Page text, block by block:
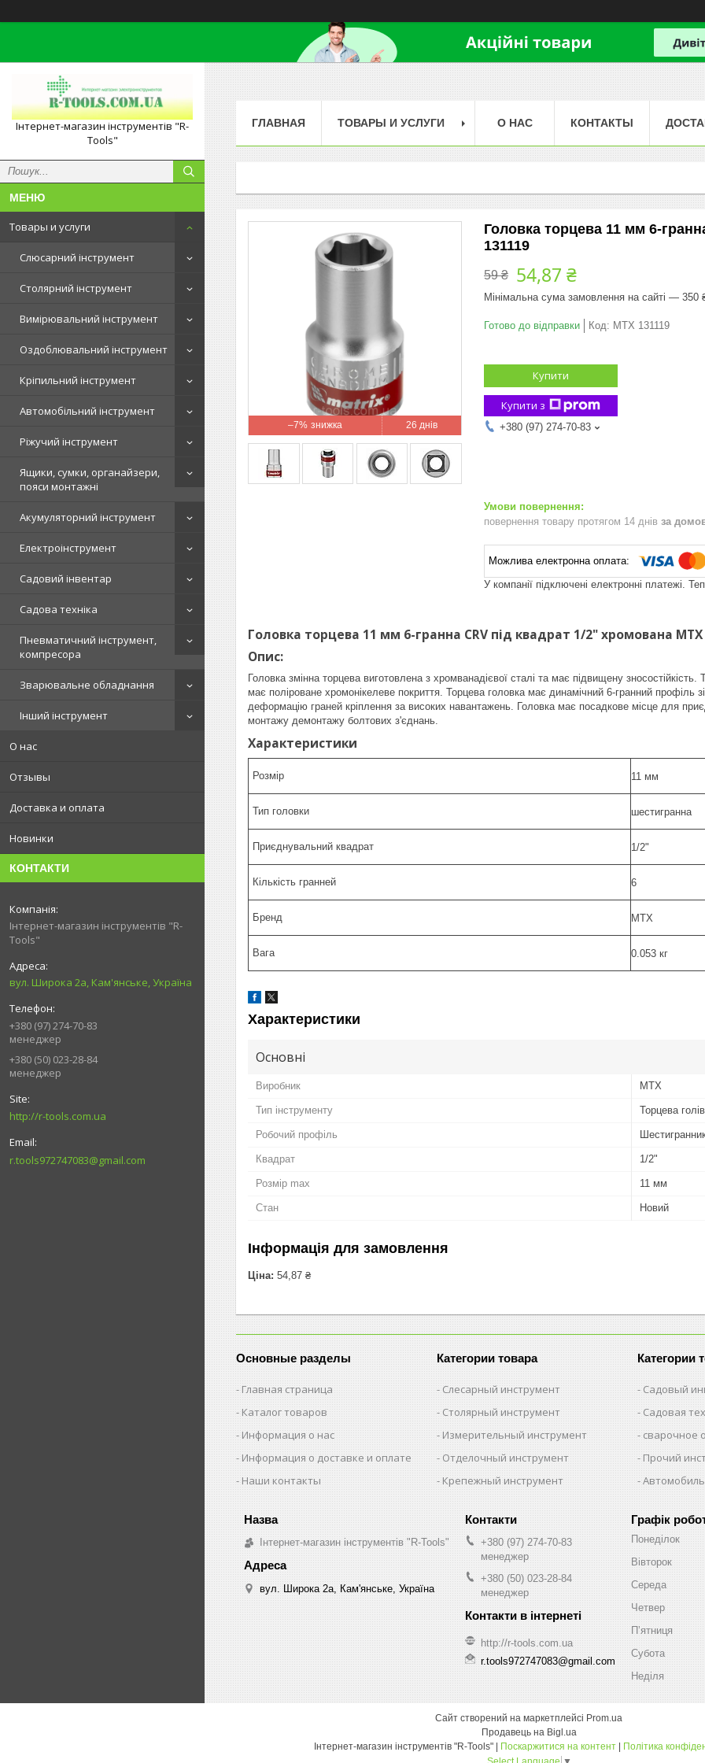
Інтернет-магазин інструментів "R-
Tools"
Товары и услуги
Слюсарний інструмент
Столярний інструмент
Вимірювальний інструмент
Оздоблювальний інструмент
Кріпильний інструмент
Автомобільний інструмент
Ріжучий інструмент
Ящики, сумки, органайзери,
пояси монтажні
Акумуляторний інструмент
Електроінструмент
Садовий інвентар
Садова техніка
Пневматичний інструмент,
компресора
Зварювальне обладнання
Інший інструмент
О нас
Отзывы
Доставка и оплата
Новинки
КОНТАКТИ
Інтернет-магазин інструментів "R-
Tools"
вул. Широка 2а, Кам'янське, Україна
+380 (97) 274-70-83
менеджер
+380 (50) 023-28-84
менеджер
http://r-tools.com.ua
r.tools972747083@gmail.com
ГЛАВНАЯ ТОВАРЫ И УСЛУГИ О НАС КОНТАКТЫ
–7% 26 днів
Головка торцева 11 мм 6-
131119
59 ₴ 54,87 ₴
Мінімальна сума замовлення на сайті — 350
Готово до відправки Код: MTX 131119
Купити
Купити з
+380 (97) 274-70-83
повернення товару протягом 14 днів за
У компанії підключені електронні платежі.
Головка торцева 11 мм 6-гранна CRV під квадрат 1/2" хромована MTX
Опис:
Головка змінна торцева виготовлена з хромванадієвої сталі та має підвищену
має поліроване хромонікелеве покриття. Торцева головка має динамічний 6-гранний
деформацію граней кріплення за високих навантажень. Головка має посадкове місце для
монтажу демонтажу болтових з'єднань.
Характеристики
Розмір 11 мм
Тип головки шестигранна
Приєднувальний квадрат 1/2"
Кількість гранней 6
Бренд MTX
Вага 0.053 кг
Характеристики
Основні
Виробник MTX
Тип інструменту Торцева
Робочий профіль
Квадрат 1/2"
Розмір max 11 мм
Стан Новий
Інформація для замовлення
Ціна: 54,87 ₴
Основные разделы
Главная страница
Каталог товаров
Информация о нас
Информация о доставке и оплате
Наши контакты
Категории товара
Слесарный инструмент
Столярный инструмент
Измерительный инструмент
Отделочный инструмент
Крепежный инструмент
Категории
Садовый
Садовая
сварочное
Прочий
Інтернет-магазин інструментів "R-Tools"
вул. Широка 2а, Кам'янське, Україна
+380 (97) 274-70-83
менеджер
+380 (50) 023-28-84
менеджер
http://r-tools.com.ua
r.tools972747083@gmail.com
Графік
Понеділок
Вівторок
Середа
Четвер
Пʼятниця
Субота
Неділя
Сайт створений на маркетплейсі Prom.ua
Продавець на Bigl.ua
Поскаржитися на контент
Політика